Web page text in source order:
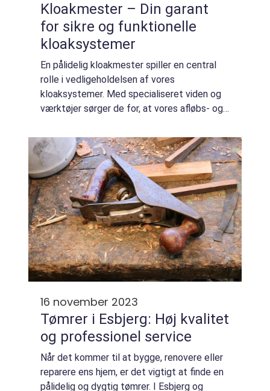
Kloakmester – Din garant
for sikre og funktionelle
kloaksystemer
En pålidelig kloakmester spiller en central
rolle i vedligeholdelsen af vores
kloaksystemer. Med specialiseret viden og
værktøjer sørger de for, at vores afløbs- og
Dette er ...
16 november 2023
Tømrer i Esbjerg: Høj kvalitet
og professionel service
Når det kommer til at bygge, renovere eller
reparere ens hjem, er det vigtigt at finde en
pålidelig og dygtig tømrer. I Esbjerg og